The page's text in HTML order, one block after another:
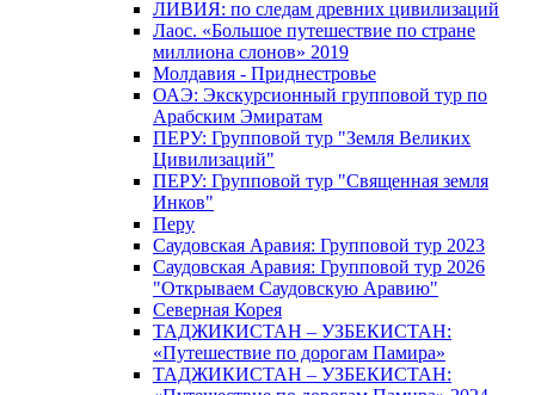
ЛИВИЯ: по следам древних цивилизаций
Лаос. «Большое путешествие по стране
миллиона слонов» 2019
Молдавия - Приднестровье
ОАЭ: Экскурсионный групповой тур по
Арабским Эмиратам
ПЕРУ: Групповой тур "Земля Великих
Цивилизаций"
ПЕРУ: Групповой тур "Священная земля
Инков"
Перу
Саудовская Аравия: Групповой тур 2023
Саудовская Аравия: Групповой тур 2026
"Открываем Саудовскую Аравию"
Северная Корея
ТАДЖИКИСТАН – УЗБЕКИСТАН:
«Путешествие по дорогам Памира»
ТАДЖИКИСТАН – УЗБЕКИСТАН: